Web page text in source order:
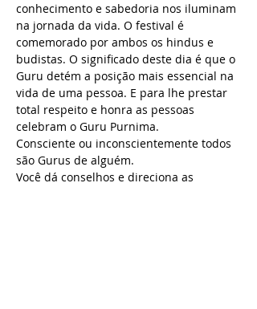
conhecimento e sabedoria nos iluminam
na jornada da vida. O festival é
comemorado por ambos os hindus e
budistas. O significado deste dia é que o
Guru detém a posição mais essencial na
vida de uma pessoa. E para lhe prestar
total respeito e honra as pessoas
celebram o Guru Purnima.
Consciente ou inconscientemente todos
são Gurus de alguém.
Você dá conselhos e direciona as